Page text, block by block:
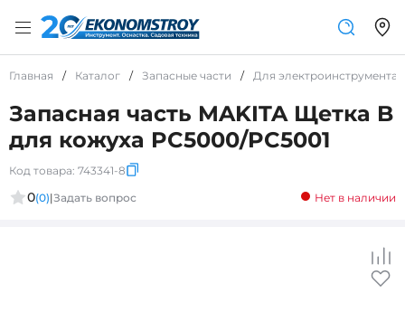
Главная / Каталог / Запасные части / Для электроинструмента
Запасная часть MAKITA Щетка B
для кожуха PC5000/PC5001
Код товара: 743341-8
0(0)|Задать вопрос Нет в наличии